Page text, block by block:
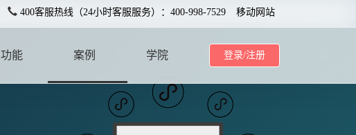
400客服热线（24小时客服服务）：400-998-7529 移动网站
登录/注册
功能 案例 学院